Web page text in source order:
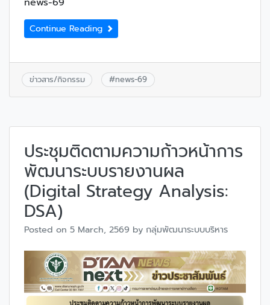
Continue Reading
ข่าวสาร/กิจกรรม #news-69
ประชุมติดตามความก้าวหน้าการ
พัฒนาระบบรายงานผล
(Digital Strategy Analysis:
DSA)
Posted on 5 March, 2569 by กลุ่มพัฒนาระบบบริหาร